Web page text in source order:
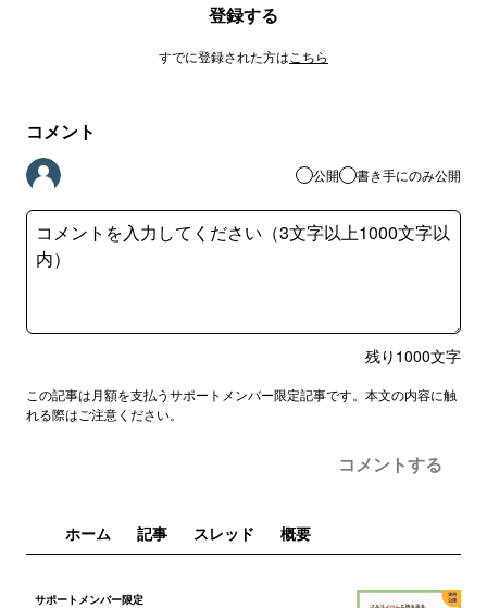
登録する
すでに登録された方は こちら
コメント
公開 書き手にのみ公開
残り 1000文字
この記事は月額を支払うサポートメンバー限定記事です。本文の内容に触
れる際はご注意ください。
コメントする
ホーム 記事 スレッド 概要
サポートメンバー限定